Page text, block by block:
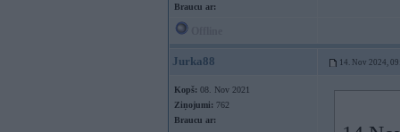
Braucu ar:
Jurka88 14. Nov 2024,
Kopš: 08. Nov 2021
Ziņojumi: 762
Braucu ar: